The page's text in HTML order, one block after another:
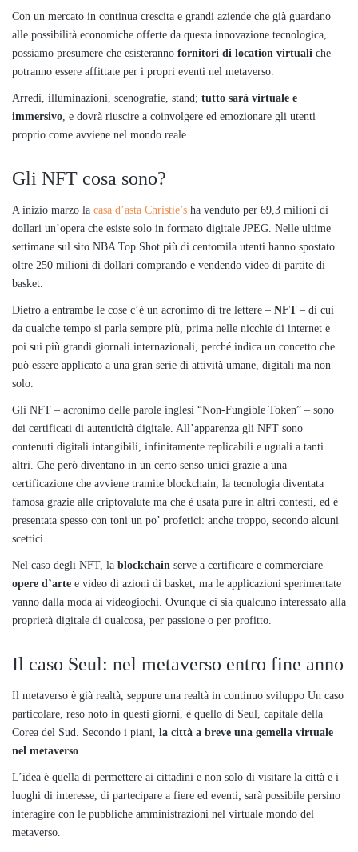
Con un mercato in continua crescita e grandi aziende che già guardano
alle possibilità economiche offerte da questa innovazione tecnologica,
possiamo presumere che esisteranno fornitori di location virtuali che
potranno essere affittate per i propri eventi nel metaverso.
Arredi, illuminazioni, scenografie, stand; tutto sarà virtuale e
immersivo, e dovrà riuscire a coinvolgere ed emozionare gli utenti
proprio come avviene nel mondo reale.
Gli NFT cosa sono?
A inizio marzo la casa d’asta Christie’s ha venduto per 69,3 milioni di
dollari un’opera che esiste solo in formato digitale JPEG. Nelle ultime
settimane sul sito NBA Top Shot più di centomila utenti hanno spostato
oltre 250 milioni di dollari comprando e vendendo video di partite di
basket.
Dietro a entrambe le cose c’è un acronimo di tre lettere – NFT– di cui
da qualche tempo si parla sempre più, prima nelle nicchie di internet e
poi sui più grandi giornali internazionali, perché indica un concetto che
può essere applicato a una gran serie di attività umane, digitali ma non
solo.
Gli NFT – acronimo delle parole inglesi “Non-Fungible Token” – sono
dei certificati di autenticità digitale. All’apparenza gli NFT sono
contenuti digitali intangibili, infinitamente replicabili e uguali a tanti
altri. Che però diventano in un certo senso unici grazie a una
certificazione che avviene tramite blockchain, la tecnologia diventata
famosa grazie alle criptovalute ma che è usata pure in altri contesti, ed è
presentata spesso con toni un po’ profetici: anche troppo, secondo alcuni
scettici.
Nel caso degli NFT, la blockchain serve a certificare e commerciare
opere d’arte e video di azioni di basket, ma le applicazioni sperimentate
vanno dalla moda ai videogiochi. Ovunque ci sia qualcuno interessato alla
proprietà digitale di qualcosa, per passione o per profitto.
Il caso Seul: nel metaverso entro fine anno
Il metaverso è già realtà, seppure una realtà in continuo sviluppo Un caso
particolare, reso noto in questi giorni, è quello di Seul, capitale della
Corea del Sud. Secondo i piani, la città a breve una gemella virtuale
nel metaverso.
L’idea è quella di permettere ai cittadini e non solo di visitare la città e i
luoghi di interesse, di partecipare a fiere ed eventi; sarà possibile persino
interagire con le pubbliche amministrazioni nel virtuale mondo del
metaverso.